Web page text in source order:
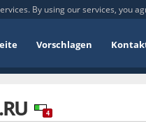
By using our services, you
Vorschlagen
4